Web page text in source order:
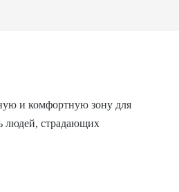
и комфортную зону для
людей, страдающих